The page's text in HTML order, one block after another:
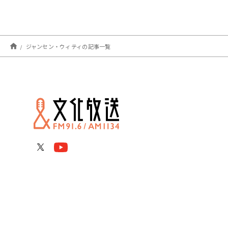
ジャンセン・ウィティの記事一覧